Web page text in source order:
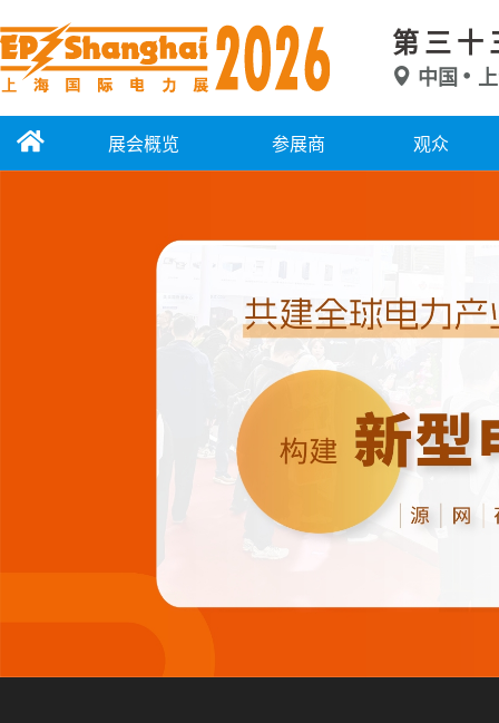
第三十
中国
展会概览 参展商 观众